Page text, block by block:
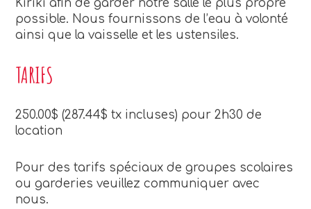
Kiriki afin de garder notre salle le plus propre
possible. Nous fournissons de l’eau à volonté
ainsi que la vaisselle et les ustensiles.
TARIFS
250.00$ (287.44$ tx incluses) pour 2h30 de
location
Pour des tarifs spéciaux de groupes scolaires
ou garderies veuillez communiquer avec
nous.